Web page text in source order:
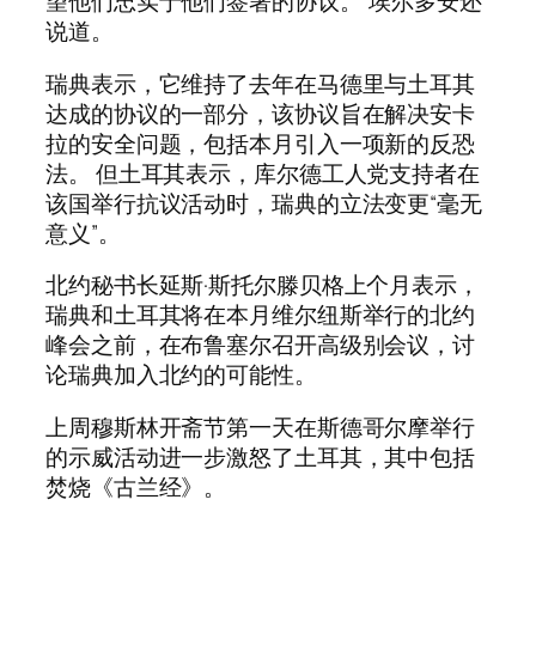
说道。
瑞典表示，它维持了去年在马德里与土耳其
达成的协议的一部分，该协议旨在解决安卡
拉的安全问题，包括本月引入一项新的反恐
法。 但土耳其表示，库尔德工人党支持者在
该国举行抗议活动时，瑞典的立法变更“毫无
意义”。
北约秘书长延斯·斯托尔滕贝格上个月表示，
瑞典和土耳其将在本月维尔纽斯举行的北约
峰会之前，在布鲁塞尔召开高级别会议，讨
论瑞典加入北约的可能性。
上周穆斯林开斋节第一天在斯德哥尔摩举行
的示威活动进一步激怒了土耳其，其中包括
焚烧《古兰经》。